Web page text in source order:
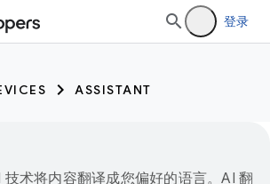
登录
ASSISTANT
术将内容翻译成您偏好的语言。AI 翻